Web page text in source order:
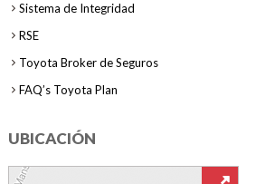
Sistema de Integridad
RSE
Toyota Broker de Seguros
FAQ’s Toyota Plan
UBICACIÓN